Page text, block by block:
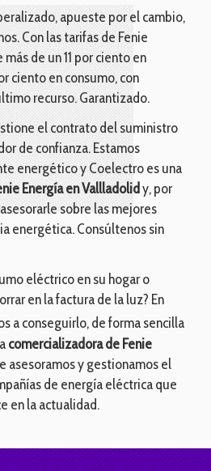
apueste por el cambio,
Con las tarifas de Fenie
de un 11 por ciento en
ciento en consumo, con
recurso. Garantizado.
el contrato del suministro
de confianza. Estamos
energético y Coelectro es una
Energía en Vallladolid y, por
sobre las mejores
energética. Consúltenos sin
eléctrico en su hogar o
en la factura de la luz? En
a conseguirlo, de forma sencilla
comercializadora deFenie
asesoramos y gestionamos el
de energía eléctrica que
en la actualidad.